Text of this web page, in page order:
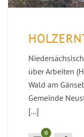
über Arbeiten
Wald am
Gemeinde
[...]
0